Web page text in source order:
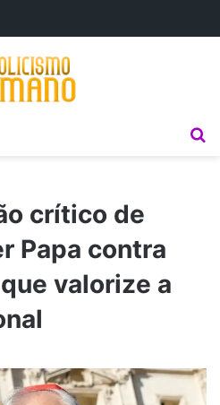
crítico de
Papa contra
valorize a